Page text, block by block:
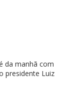
da manhã com
presidente Luiz